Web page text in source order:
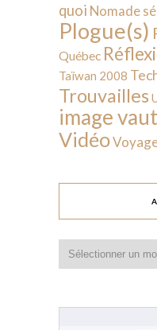
quoi Nomade
Plogue(s)
Québec
Taïwan 2008
Trouvailles
image
Vidéo